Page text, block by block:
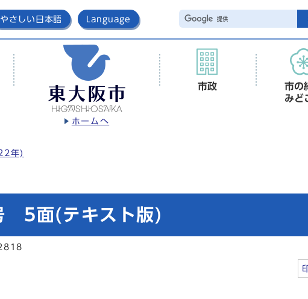
やさしい日本語 Language
ホームへ
市政
市の
みど
年)
5面(テキスト版)